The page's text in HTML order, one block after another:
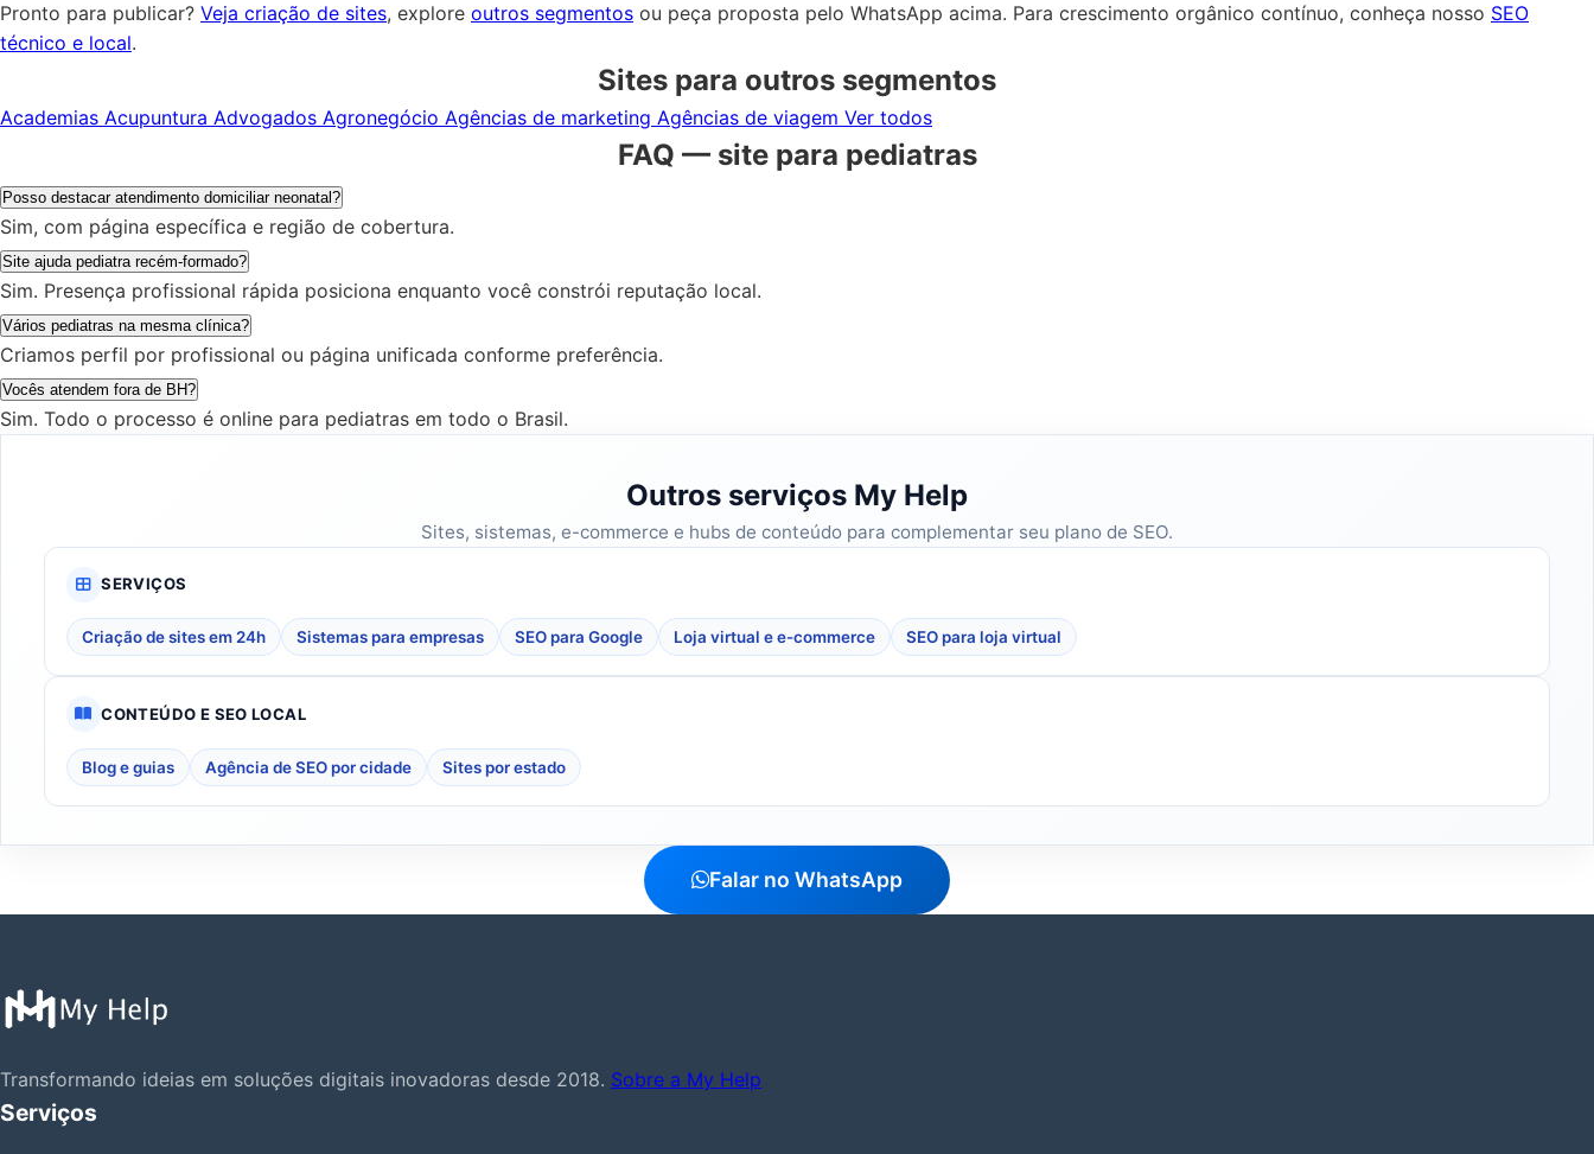
Pronto para publicar? Veja criação de sites, explore outros segmentos ou peça proposta pelo WhatsApp acima. Para crescimento orgânico contínuo, conheça nosso SEO
técnico e local.
Sites para outros segmentos
Academias Acupuntura Advogados Agronegócio Agências de marketing Agências de viagem Ver todos
FAQ — site para pediatras
Posso destacar atendimento domiciliar neonatal?
Sim, com página específica e região de cobertura.
Site ajuda pediatra recém-formado?
Sim. Presença profissional rápida posiciona enquanto você constrói reputação local.
Vários pediatras na mesma clínica?
Criamos perfil por profissional ou página unificada conforme preferência.
Vocês atendem fora de BH?
Sim. Todo o processo é online para pediatras em todo o Brasil.
Outros serviços My Help
Sites, sistemas, e-commerce e hubs de conteúdo para complementar seu plano de SEO.
SERVIÇOS
Criação de sites em 24h Sistemas para empresas SEO para Google Loja virtual e e-commerce SEO para loja virtual
CONTEÚDO E SEO LOCAL
Blog e guias Agência de SEO por cidade Sites por estado
Falar no WhatsApp
Transformando ideias em soluções digitais inovadoras desde 2018. Sobre a My Help
Serviços